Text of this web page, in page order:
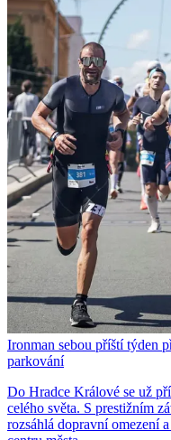
Ironman sebou příští týden
parkování
Do Hradce Králové se už
celého světa. S prestižním
rozsáhlá dopravní omezení